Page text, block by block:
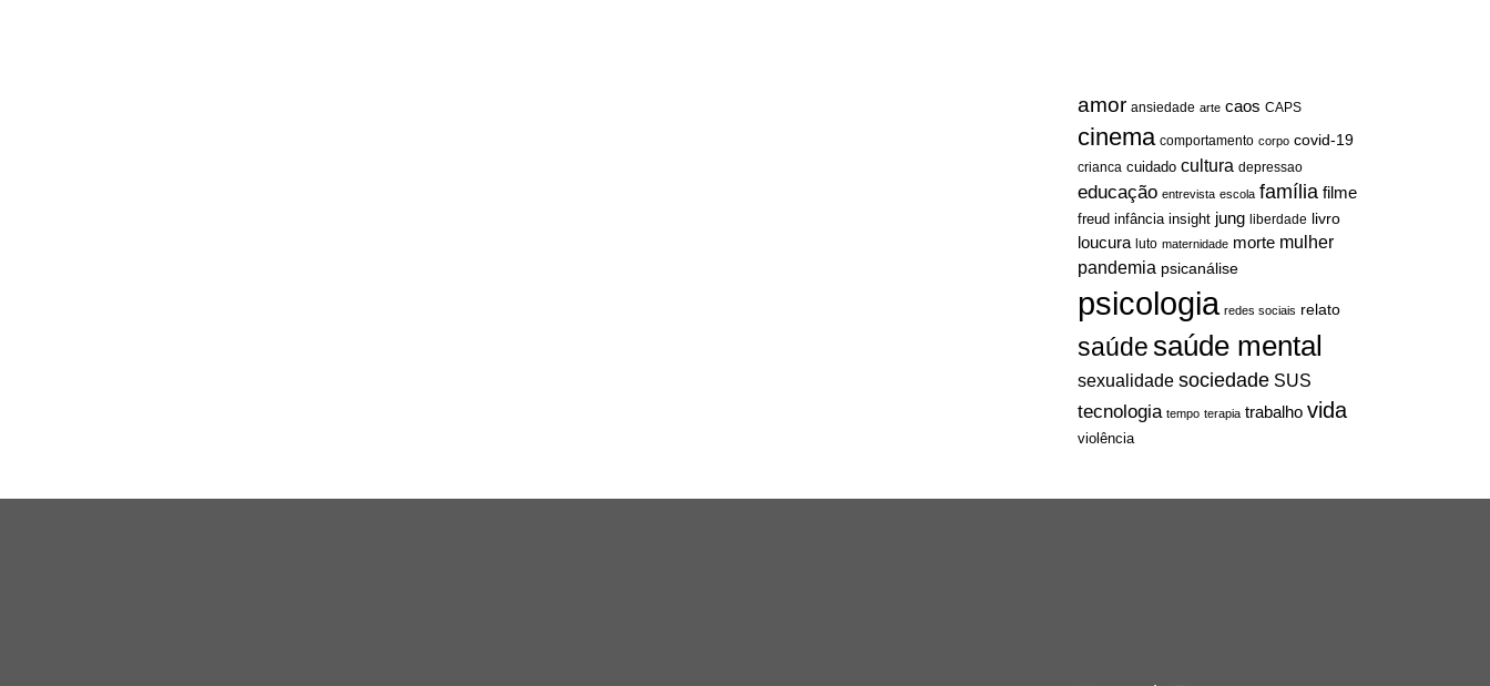
amor ansiedade arte caos CAPS
cinema comportamento corpo covid-19
crianca cuidado cultura depressao
educação entrevista escola família filme
freud infância insight jung liberdade livro
loucura luto maternidade morte mulher
pandemia psicanálise
psicologia redes sociais relato
saúdesaúde mental
sexualidade sociedade SUS
tecnologia tempo terapia trabalho vida
violência